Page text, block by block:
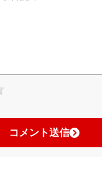
コメント送信